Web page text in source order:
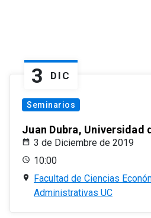
3 DIC
Seminarios
Juan Dubra, Universidad
3 de Diciembre de 2019
10:00
Facultad de Ciencias
Administrativas UC